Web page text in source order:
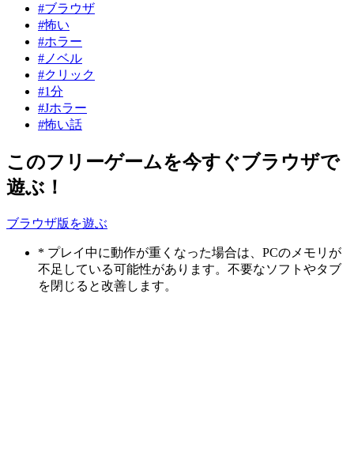
#ブラウザ
#怖い
#ホラー
#ノベル
#クリック
#1分
#Jホラー
#怖い話
このフリーゲームを今すぐブラウザで
遊ぶ！
ブラウザ版を遊ぶ
* プレイ中に動作が重くなった場合は、PCのメモリが
不足している可能性があります。不要なソフトやタブ
を閉じると改善します。